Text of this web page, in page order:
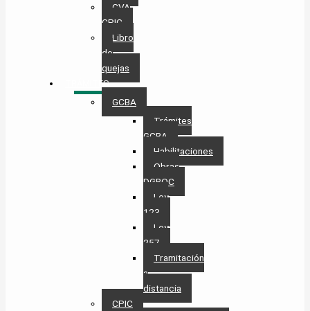
CVA
CPIC
Libro
de
quejas
TRÁMITES
GCBA
Trámites
GCBA
Habilitaciones
Obras
DGROC
Ley
123
Ley
257
Tramitación
a
distancia
CPIC